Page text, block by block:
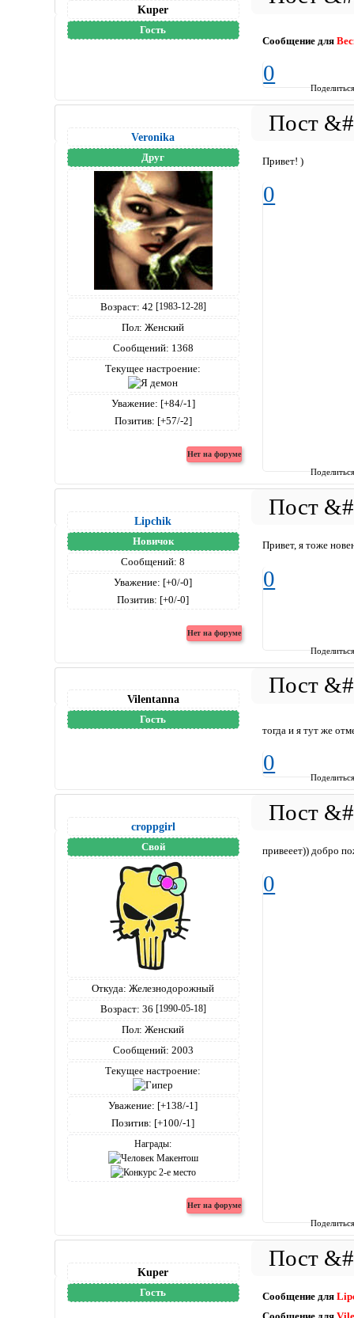
Kuper
Гость
Сообщение для
0
Veronika
Друг
Возраст: 42 [1983-12-28]
Пол: Женский
Сообщений: 1368
Текущее настроение:
Уважение: [+84/-1]
Позитив: [+57/-2]
Привет! )
0
Lipchik
Новичок
Сообщений: 8
Уважение: [+0/-0]
Позитив: [+0/-0]
Привет, я тоже
0
Vilentanna
Гость
тогда и я тут же
0
croppgirl
Свой
Откуда: Железнодорожный
Возраст: 36 [1990-05-18]
Пол: Женский
Сообщений: 2003
Текущее настроение:
Уважение: [+138/-1]
Позитив: [+100/-1]
Награды:
привееет)) добро
0
Kuper
Гость Сообщение для